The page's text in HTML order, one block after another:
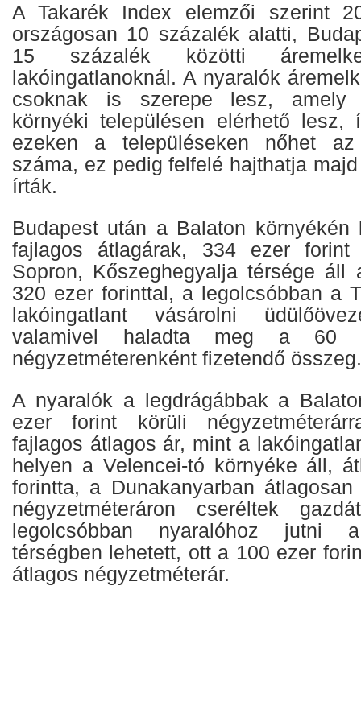
A Takarék Index elemzői szerint
országosan 10 százalék alatti,
15 százalék közötti
lakóingatlanoknál. A nyaralók
csoknak is szerepe lesz, amely
környéki településen elérhető lesz,
ezeken a településeken nőhet
száma, ez pedig felfelé hajthatja
írták.
Budapest után a Balaton környékén
fajlagos átlagárak, 334 ezer forint
Sopron, Kőszeghegyalja térsége áll
320 ezer forinttal, a legolcsóbban a
lakóingatlant vásárolni
valamivel haladta meg a 60
négyzetméterenként fizetendő összeg.
A nyaralók a legdrágábbak a
ezer forint körüli
fajlagos átlagos ár, mint a
helyen a Velencei-tó környéke áll,
forintta, a Dunakanyarban
négyzetméteráron cseréltek
legolcsóbban nyaralóhoz jutni
térségben lehetett, ott a 100 ezer
átlagos négyzetméterár.